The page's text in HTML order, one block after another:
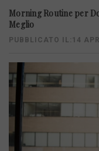
Morning Routine per
Meglio
PUBBLICATO IL:14